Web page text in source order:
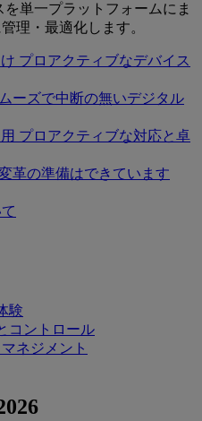
単一プラットフォームにま
理・最適化します。
プロアクティブなデバイス
ーズで中断の無いデジタル
プロアクティブな対応と卓
革の準備はできています
験
コントロール
ネジメント